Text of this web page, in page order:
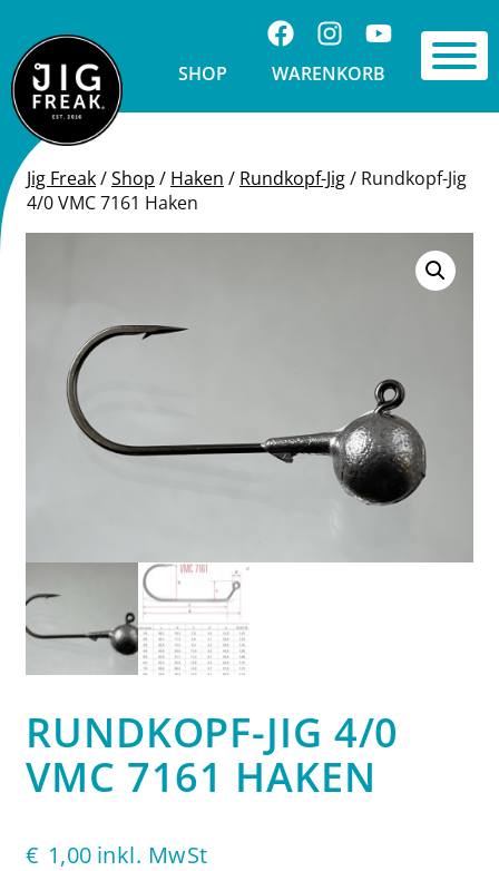
Folge uns auf Facebook
Folge uns auf
Visit us on
SHOP
WARENKORB
Toggle
Jig Freak/Shop / Haken / Rundkopf-Jig/ Rundkopf-Jig
4/0 VMC 7161 Haken
RUNDKOPF-JIG 4/0
VMC 7161 HAKEN
€ 1,00 inkl. MwSt